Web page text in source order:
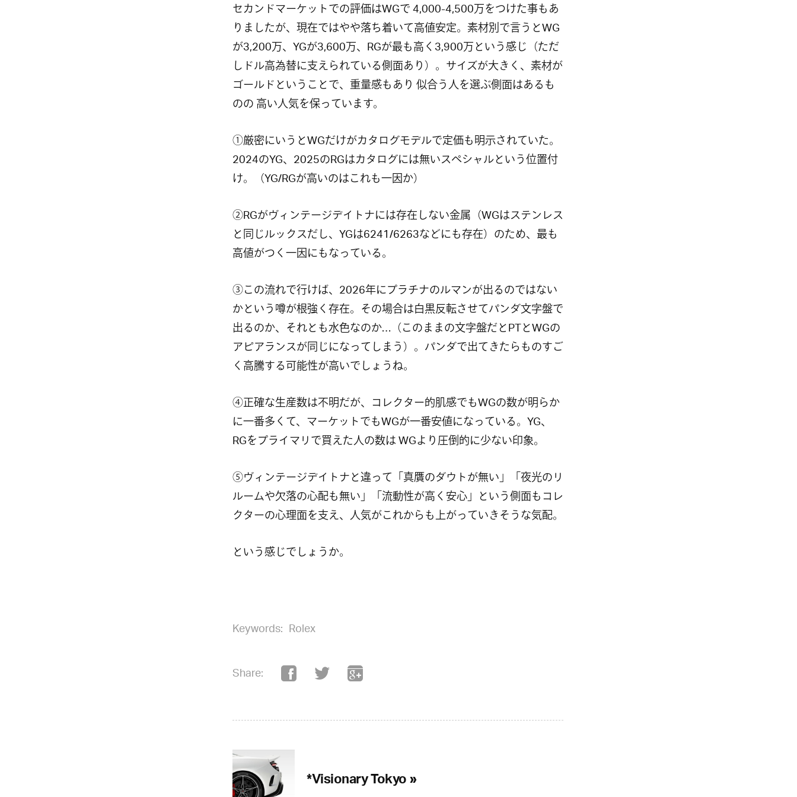
セカンドマーケットでの評価はWGで 4,000-4,500万をつけた事もあ
りましたが、現在ではやや落ち着いて高値安定。素材別で言うとWG
が3,200万、YGが3,600万、RGが最も高く3,900万という感じ（ただ
しドル高為替に支えられている側面あり）。サイズが大きく、素材が
ゴールドということで、重量感もあり 似合う人を選ぶ側面はあるも
のの 高い人気を保っています。
①厳密にいうとWGだけがカタログモデルで定価も明示されていた。
2024のYG、2025のRGはカタログには無いスペシャルという位置付
け。（YG/RGが高いのはこれも一因か）
②RGがヴィンテージデイトナには存在しない金属（WGはステンレス
と同じルックスだし、YGは6241/6263などにも存在）のため、最も
高値がつく一因にもなっている。
③この流れで行けば、2026年にプラチナのルマンが出るのではない
かという噂が根強く存在。その場合は白黒反転させてパンダ文字盤で
出るのか、それとも水色なのか…（このままの文字盤だとPTとWGの
アピアランスが同じになってしまう）。パンダで出てきたらものすご
く高騰する可能性が高いでしょうね。
④正確な生産数は不明だが、コレクター的肌感でもWGの数が明らか
に一番多くて、マーケットでもWGが一番安値になっている。YG、
RGをプライマリで買えた人の数は WGより圧倒的に少ない印象。
⑤ヴィンテージデイトナと違って「真贋のダウトが無い」「夜光のリ
ルームや欠落の心配も無い」「流動性が高く安心」という側面もコレ
クターの心理面を支え、人気がこれからも上がっていきそうな気配。
という感じでしょうか。
Keywords: Rolex
Share:
*Visionary Tokyo »